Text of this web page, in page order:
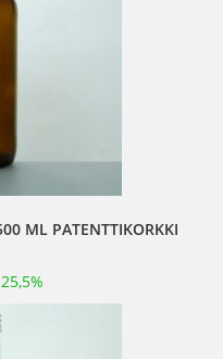
ML PATENTTIKORKKI